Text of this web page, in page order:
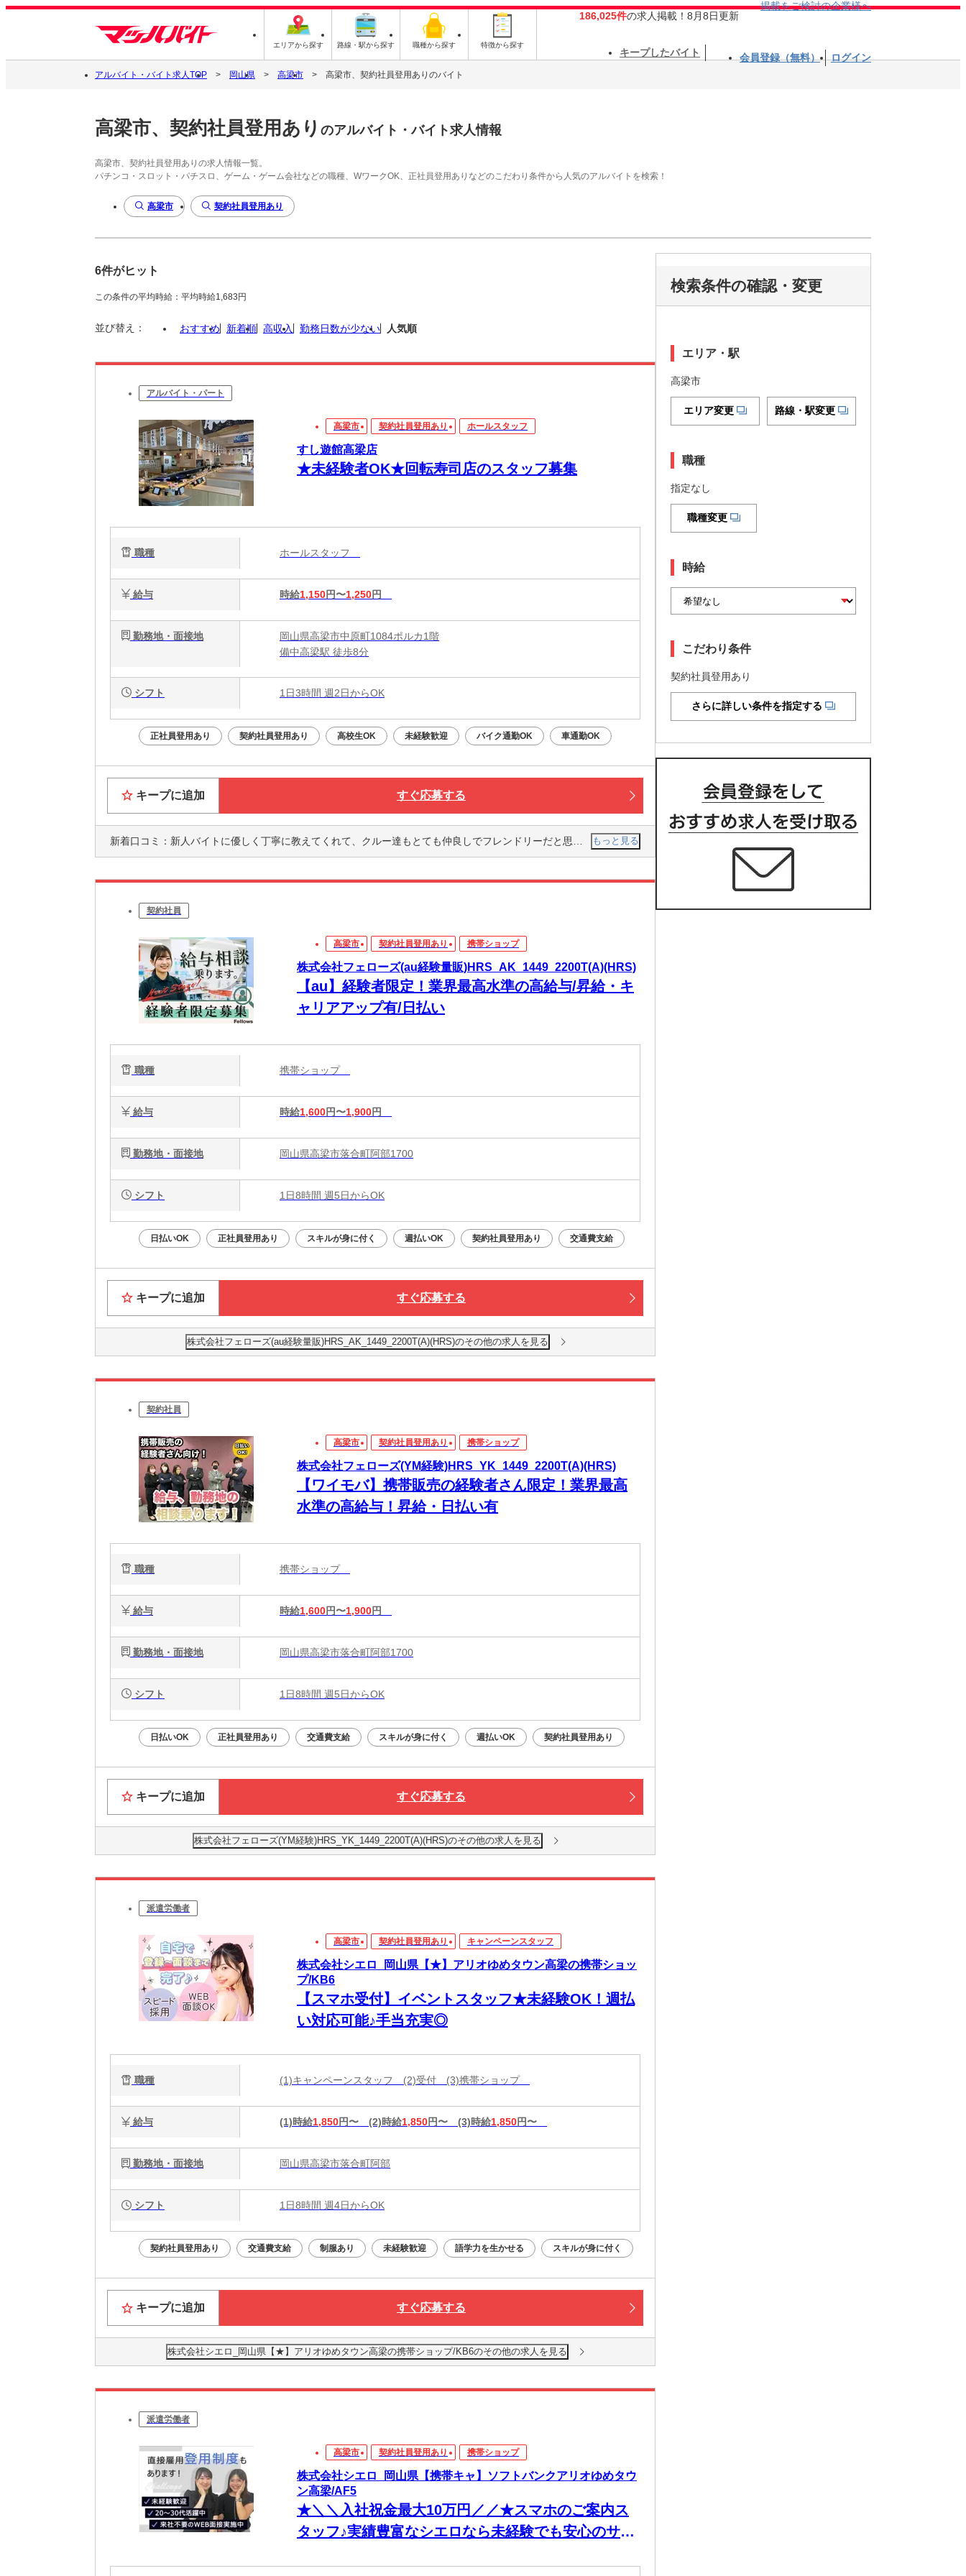
エリアから探す 路線・駅から探す 職種から探す 特徴から探す
186,025件の求人掲載！8月8日更新
掲載をご検討の企業様へ
キープしたバイト 会員登録（無料） ログイン
アルバイト・バイト求人TOP 岡山県 高梁市 高梁市、契約社員登用ありのバイト
高梁市、契約社員登用あり のアルバイト・バイト求人情報
高梁市、契約社員登用ありの求人情報一覧。
パチンコ・スロット・パチスロ、ゲーム・ゲーム会社などの職種、WワークOK、正社員登用ありなどのこだわり条件から人気のアルバイトを検索！
高梁市 契約社員登用あり
6件がヒット
この条件の平均時給：平均時給1,683円
並び替え： おすすめ 新着順 高収入 勤務日数が少ない 人気順
アルバイト・パート
高梁市 契約社員登用あり ホールスタッフ
すし遊館高梁店
★未経験者OK★回転寿司店のスタッフ募集
職種 ホールスタッフ
給与 時給1,150円〜1,250円
勤務地・面接地
岡山県高梁市中原町1084ポルカ1階
備中高梁駅 徒歩8分
シフト 1日3時間 週2日からOK
正社員登用あり 契約社員登用あり 高校生OK 未経験歓迎 バイク通勤OK 車通勤OK
キープに追加 すぐ応募する
新着口コミ： 新人バイトに優しく丁寧に教えてくれて、クルー達もとても仲良しでフレンドリーだと思った。お店の雰囲気もよく明るかった。 もっと見る
契約社員
高梁市 契約社員登用あり 携帯ショップ
株式会社フェローズ(au経験量販)HRS_AK_1449_2200T(A)(HRS)
【au】経験者限定！業界最高水準の高給与/昇給・キ
ャリアアップ有/日払い
職種 携帯ショップ
給与 時給1,600円〜1,900円
勤務地・面接地 岡山県高梁市落合町阿部1700
シフト 1日8時間 週5日からOK
日払いOK 正社員登用あり スキルが身に付く 週払いOK 契約社員登用あり 交通費支給
キープに追加 すぐ応募する
株式会社フェローズ(au経験量販)HRS_AK_1449_2200T(A)(HRS)のその他の求人を見る
契約社員
高梁市 契約社員登用あり 携帯ショップ
株式会社フェローズ(YM経験)HRS_YK_1449_2200T(A)(HRS)
【ワイモバ】携帯販売の経験者さん限定！業界最高
水準の高給与！昇給・日払い有
職種 携帯ショップ
給与 時給1,600円〜1,900円
勤務地・面接地 岡山県高梁市落合町阿部1700
シフト 1日8時間 週5日からOK
日払いOK 正社員登用あり 交通費支給 スキルが身に付く 週払いOK 契約社員登用あり
キープに追加 すぐ応募する
株式会社フェローズ(YM経験)HRS_YK_1449_2200T(A)(HRS)のその他の求人を見る
派遣労働者
高梁市 契約社員登用あり キャンペーンスタッフ
株式会社シエロ_岡山県【★】アリオゆめタウン高梁の携帯ショッ
プ/KB6
【スマホ受付】イベントスタッフ★未経験OK！週払
い対応可能♪手当充実◎
職種 (1)キャンペーンスタッフ (2)受付 (3)携帯ショップ
給与 (1)時給1,850円〜 (2)時給1,850円〜 (3)時給1,850円〜
勤務地・面接地 岡山県高梁市落合町阿部
シフト 1日8時間 週4日からOK
契約社員登用あり 交通費支給 制服あり 未経験歓迎 語学力を生かせる スキルが身に付く
キープに追加 すぐ応募する
株式会社シエロ_岡山県【★】アリオゆめタウン高梁の携帯ショップ/KB6のその他の求人を見る
派遣労働者
高梁市 契約社員登用あり 携帯ショップ
株式会社シエロ_岡山県【携帯キャ】ソフトバンクアリオゆめタウ
ン高梁/AF5
★＼＼入社祝金最大10万円／／★スマホのご案内ス
タッフ♪実績豊富なシエロなら未経験でも安心のサポ
検索条件の確認・変更
エリア・駅
高梁市
エリア変更 路線・駅変更
職種
指定なし
職種変更
時給
こだわり条件
契約社員登用あり
さらに詳しい条件を指定する